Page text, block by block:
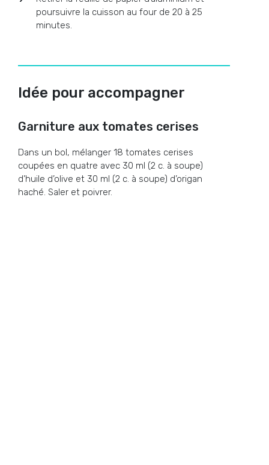
poursuivre la cuisson au four de 20 à 25
minutes.
Idée pour accompagner
Garniture aux tomates cerises
Dans un bol, mélanger 18 tomates cerises
coupées en quatre avec 30 ml (2 c. à soupe)
d’huile d’olive et 30 ml (2 c. à soupe) d’origan
haché. Saler et poivrer.